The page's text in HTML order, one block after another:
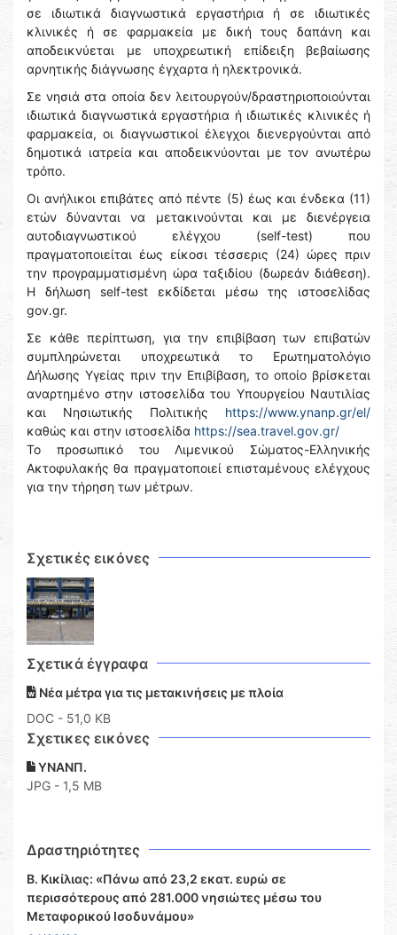
σε ιδιωτικά διαγνωστικά εργαστήρια ή σε ιδιωτικές
κλινικές ή σε φαρμακεία με δική τους δαπάνη και
αποδεικνύεται με υποχρεωτική επίδειξη βεβαίωσης
αρνητικής διάγνωσης έγχαρτα ή ηλεκτρονικά.
Σε νησιά στα οποία δεν λειτουργούν/δραστηριοποιούνται
ιδιωτικά διαγνωστικά εργαστήρια ή ιδιωτικές κλινικές ή
φαρμακεία, οι διαγνωστικοί έλεγχοι διενεργούνται από
δημοτικά ιατρεία και αποδεικνύονται με τον ανωτέρω
τρόπο.
Οι ανήλικοι επιβάτες από πέντε (5) έως και ένδεκα (11)
ετών δύνανται να μετακινούνται και με διενέργεια
αυτοδιαγνωστικού ελέγχου (self-test) που
πραγματοποιείται έως είκοσι τέσσερις (24) ώρες πριν
την προγραμματισμένη ώρα ταξιδίου (δωρεάν διάθεση).
Η δήλωση self-test εκδίδεται μέσω της ιστοσελίδας
gov.gr.
Σε κάθε περίπτωση, για την επιβίβαση των επιβατών
συμπληρώνεται υποχρεωτικά το Ερωτηματολόγιο
Δήλωσης Υγείας πριν την Επιβίβαση, το οποίο βρίσκεται
αναρτημένο στην ιστοσελίδα του Υπουργείου Ναυτιλίας
και Νησιωτικής Πολιτικής https://www.ynanp.gr/el/
καθώς και στην ιστοσελίδα https://sea.travel.gov.gr/
Το προσωπικό του Λιμενικού Σώματος-Ελληνικής
Ακτοφυλακής θα πραγματοποιεί επισταμένους ελέγχους
για την τήρηση των μέτρων.
Σχετικές εικόνες
Σχετικά έγγραφα
Νέα μέτρα για τις μετακινήσεις με πλοία
DOC - 51,0 KB
Σχετικες εικόνες
ΥΝΑΝΠ.
JPG - 1,5 MB
Δραστηριότητες
Β. Κικίλιας: «Πάνω από 23,2 εκατ. ευρώ σε
περισσότερους από 281.000 νησιώτες μέσω του
Μεταφορικού Ισοδυνάμου»